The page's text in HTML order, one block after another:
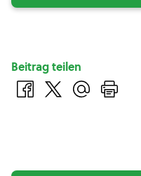
Beitrag teilen